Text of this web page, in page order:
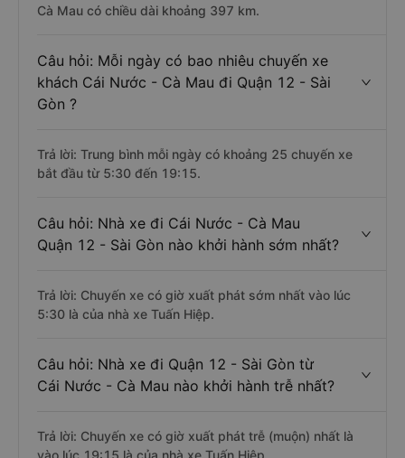
Cà Mau có chiều dài khoảng 397 km.
Câu hỏi: Mỗi ngày có bao nhiêu chuyến xe
khách Cái Nước - Cà Mau đi Quận 12 - Sài
Gòn ?
Trả lời: Trung bình mỗi ngày có khoảng 25 chuyến xe
bắt đầu từ 5:30 đến 19:15.
Câu hỏi: Nhà xe đi Cái Nước - Cà Mau
Quận 12 - Sài Gòn nào khởi hành sớm nhất?
Trả lời: Chuyến xe có giờ xuất phát sớm nhất vào lúc
5:30 là của nhà xe Tuấn Hiệp.
Câu hỏi: Nhà xe đi Quận 12 - Sài Gòn từ
Cái Nước - Cà Mau nào khởi hành trễ nhất?
Trả lời: Chuyến xe có giờ xuất phát trễ (muộn) nhất là
vào lúc 19:15 là của nhà xe Tuấn Hiệp.